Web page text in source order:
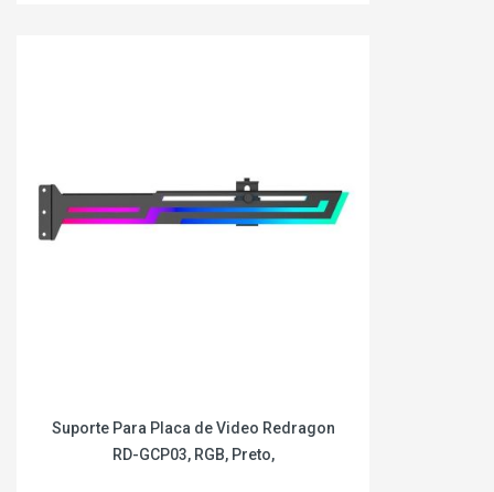
Suporte Para Placa de Video Redragon
RD-GCP03, RGB, Preto,